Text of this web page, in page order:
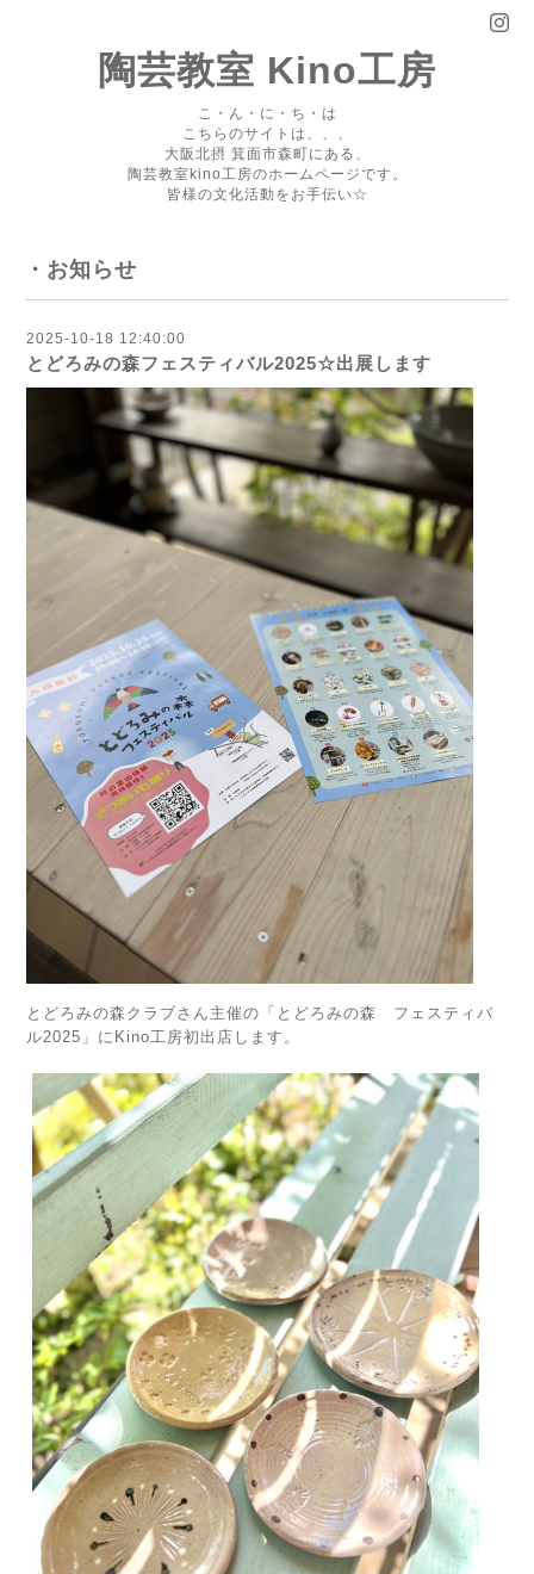
陶芸教室 Kino工房
こ・ん・に・ち・は
こちらのサイトは、、、
大阪北摂 箕面市森町にある、
陶芸教室kino工房のホームページです。
皆様の文化活動をお手伝い☆
・お知らせ
2025-10-18 12:40:00
とどろみの森フェスティバル2025☆出展します
とどろみの森クラブさん主催の「とどろみの森 フェスティバ
ル2025」にKino工房初出店します。